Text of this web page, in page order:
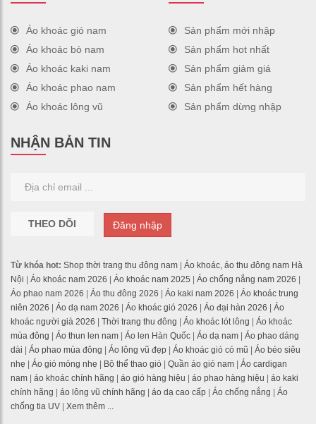
Áo khoác gió nam
Áo khoác bò nam
Áo khoác kaki nam
Áo khoác phao nam
Áo khoác lông vũ
Sản phẩm mới nhập
Sản phẩm hot nhất
Sản phẩm giảm giá
Sản phẩm hết hàng
Sản phẩm dừng nhập
NHẬN BẢN TIN
THEO DÕI Đăng nhập
Từ khóa hot: Shop thời trang thu đông nam | Áo khoác, áo thu đông nam Hà
Nội | Áo khoác nam 2026 | Áo khoác nam 2025 | Áo chống nắng nam 2026 |
Áo phao nam 2026 | Áo thu đông 2026 | Áo kaki nam 2026 | Áo khoác trung
niên 2026 | Áo dạ nam 2026 | Áo khoác gió 2026 | Áo đại hàn 2026 | Áo
khoác người già 2026 | Thời trang thu đông | Áo khoác lót lông | Áo khoác
mùa đông | Áo thun len nam | Áo len Hàn Quốc | Áo dạ nam | Áo phao dáng
dài | Áo phao mùa đông | Áo lông vũ đẹp | Áo khoác gió có mũ | Áo béo siêu
nhẹ | Áo gió mỏng nhẹ | Bộ thể thao gió | Quần áo gió nam | Áo cardigan
nam | áo khoác chính hãng | áo gió hàng hiệu | áo phao hàng hiệu | áo kaki
chính hãng | áo lông vũ chính hãng | áo dạ cao cấp | Áo chống nắng | Áo
chống tia UV | Xem thêm ...